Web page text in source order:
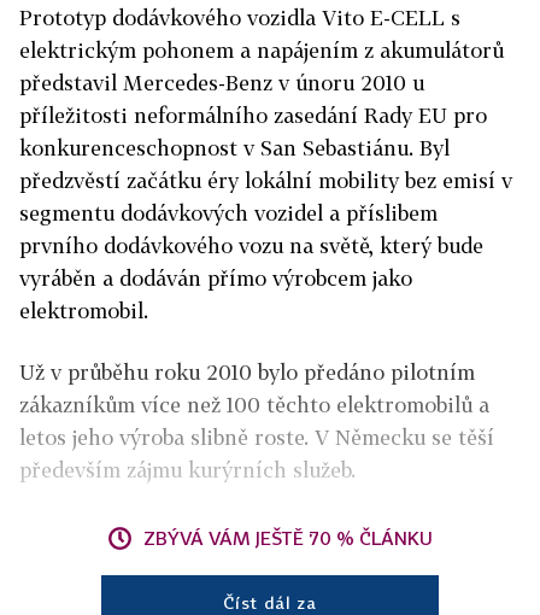
Prototyp dodávkového vozidla Vito E-CELL s
elektrickým pohonem a napájením z akumulátorů
představil Mercedes-Benz v únoru 2010 u
příležitosti neformálního zasedání Rady EU pro
konkurenceschopnost v San Sebastiánu. Byl
předzvěstí začátku éry lokální mobility bez emisí v
segmentu dodávkových vozidel a příslibem
prvního dodávkového vozu na světě, který bude
vyráběn a dodáván přímo výrobcem jako
elektromobil.
Už v průběhu roku 2010 bylo předáno pilotním
zákazníkům více než 100 těchto elektromobilů a
letos jeho výroba slibně roste. V Německu se těší
především zájmu kurýrních služeb.
ZBÝVÁ VÁM JEŠTĚ 70 % ČLÁNKU
Číst dál za